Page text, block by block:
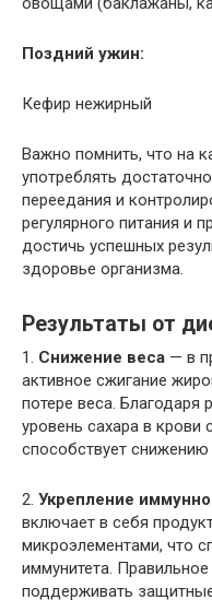
Поздний ужин:
Кефир нежирный
Важно помнить, что на
употреблять
переедания и
регулярного питания и
достичь успешных
здоровье организма.
Результаты от
1. Снижение веса — в
активное сжигание
потере веса. Благодаря
уровень сахара в крови
способствует снижению
2. Укрепление
включает в себя
микроэлементами, что
иммунитета.
поддерживать